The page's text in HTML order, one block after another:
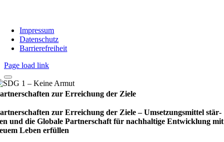
Impressum
Datenschutz
Barrierefreiheit
Page load link
zur Erreichung der Ziele
zur Erreichung der Ziele – Umset­zungs­mit­tel stär­
und die Glo­bale Part­ner­schaft für nach­hal­tige Ent­wick­lung mit
Leben erfül­len